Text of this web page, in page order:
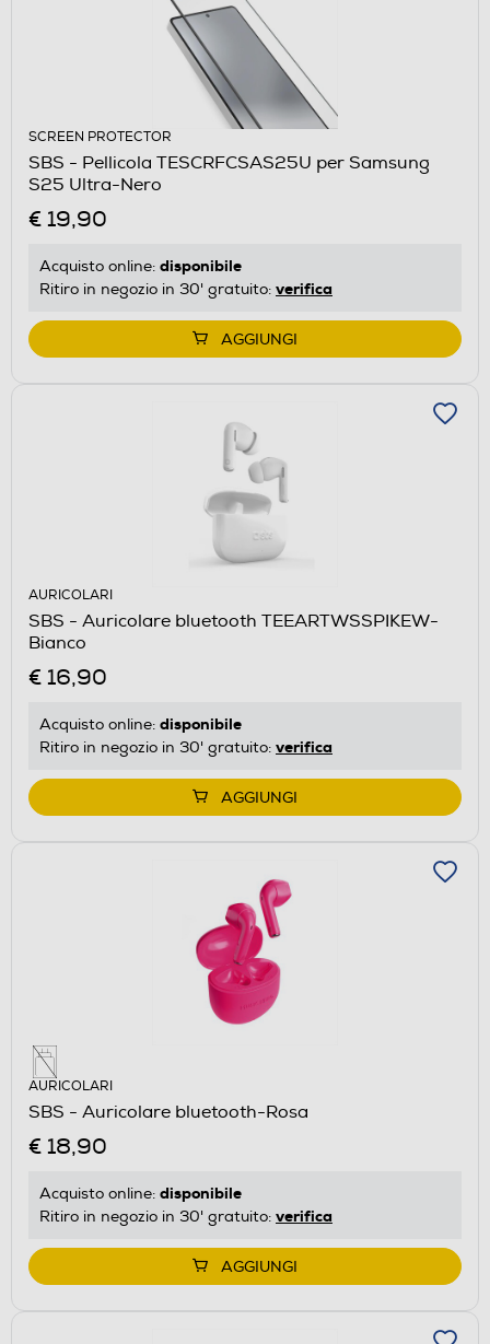
SCREEN PROTECTOR
SBS - Pellicola TESCRFCSAS25U per Samsung
S25 Ultra-Nero
€ 19,90
Acquisto online: disponibile
Ritiro in negozio in 30' gratuito: verifica
AGGIUNGI
AURICOLARI
SBS - Auricolare bluetooth TEEARTWSSPIKEW-
Bianco
€ 16,90
Acquisto online: disponibile
Ritiro in negozio in 30' gratuito: verifica
AGGIUNGI
AURICOLARI
SBS - Auricolare bluetooth-Rosa
€ 18,90
Acquisto online: disponibile
Ritiro in negozio in 30' gratuito: verifica
AGGIUNGI